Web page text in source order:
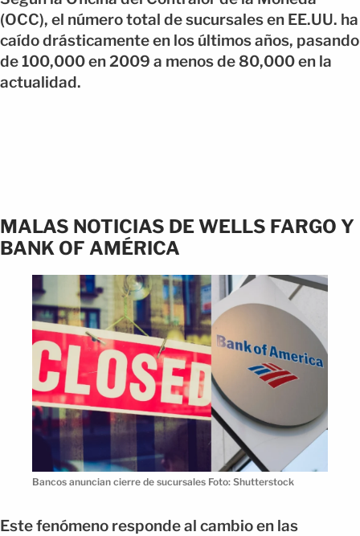
(OCC), el número total de sucursales en EE.UU. ha
caído drásticamente en los últimos años, pasando
de 100,000 en 2009 a menos de 80,000 en la
actualidad.
MALAS NOTICIAS DE WELLS FARGO Y
BANK OF AMÉRICA
Bancos anuncian cierre de sucursales Foto: Shutterstock
Este fenómeno responde al cambio en las